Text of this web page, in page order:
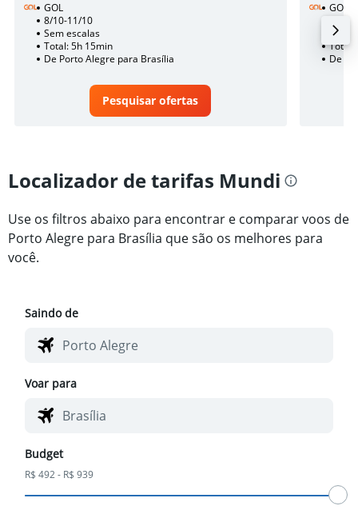
GOL
8/10-11/10
Sem escalas
Total: 5h 15min
De Porto Alegre para Brasília
Pesquisar ofertas
GOL
1
Total:
De
Localizador de tarifas Mundi
Use os filtros abaixo para encontrar e comparar voos de
Porto Alegre para Brasília que são os melhores para
você.
Saindo de
Voar para
Budget
R$ 492 - R$ 939